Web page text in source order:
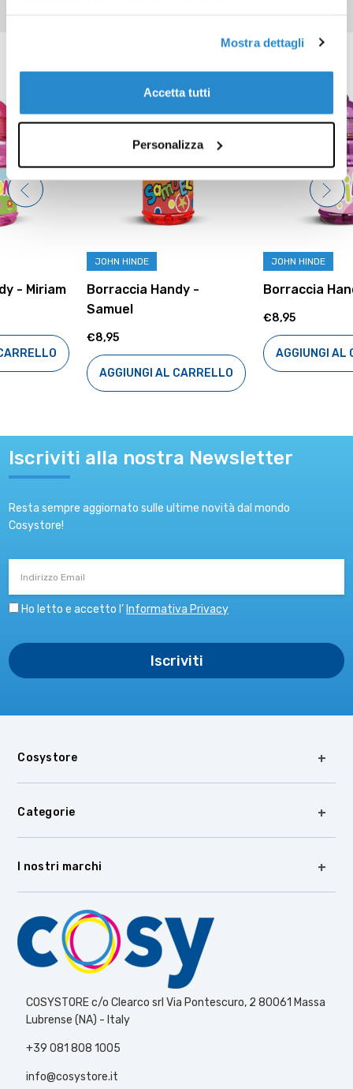
Mostra dettagli
Accetta tutti
Personalizza
Borraccia Handy -
€8,95
AGGIUNGI AL CARRELLO
Borraccia Handy - Mia
AGGIUNGI AL CARRELLO
Iscriviti alla nostra Newsletter
Resta sempre aggiornato sulle ultime novità dal mondo
Cosystore!
Ho letto e accetto l’ Informativa Privacy
Cosystore
Categorie
I nostri marchi
COSYSTORE c/o Clearco srl Via Pontescuro, 2 80061 Massa
Lubrense (NA) - Italy
+39 081 808 1005
info@cosystore.it